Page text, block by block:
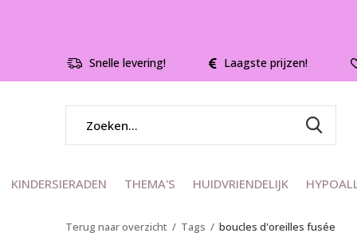
KINDERSIERADEN THEMA'S HUIDVRIENDELIJK
Snelle levering! Laagste prijzen!
Terug naar overzicht Tags boucles d'oreilles fusée